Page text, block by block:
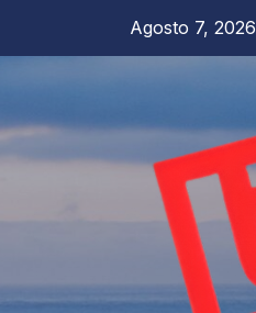
Agosto 7, 2026